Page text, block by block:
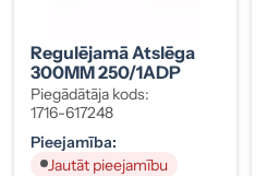
Regulējamā Atslēga
300MM 250/1ADP
Piegādātāja kods:
1716-617248
Pieejamība:
Jautāt pieejamību